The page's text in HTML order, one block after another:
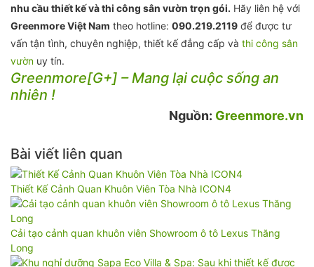
nhu cầu thiết kế và thi công sân vườn trọn gói. Hãy liên hệ với
Greenmore Việt Nam theo hotline: 090.219.2119 để được tư
vấn tận tình, chuyên nghiệp, thiết kế đẳng cấp và thi công sân
vườn uy tín.
Greenmore[G+] – Mang lại cuộc sống an
nhiên !
Nguồn: Greenmore.vn
Bài viết liên quan
Thiết Kế Cảnh Quan Khuôn Viên Tòa Nhà ICON4
Cải tạo cảnh quan khuôn viên Showroom ô tô Lexus Thăng
Long